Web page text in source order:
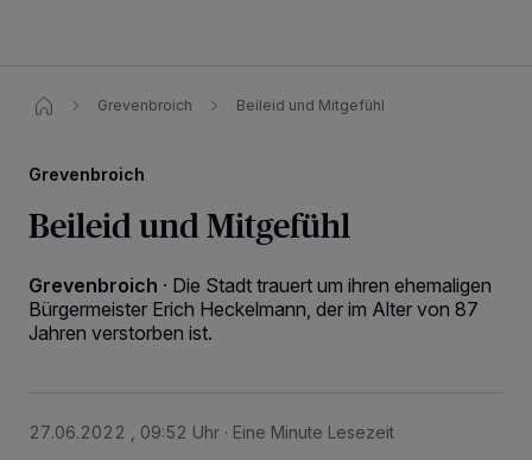
Grevenbroich Beileid und Mitgefühl
Grevenbroich
Beileid und Mitgefühl
Grevenbroich · Die Stadt trauert um ihren ehemaligen
Bürgermeister Erich Heckelmann, der im Alter von 87
Jahren verstorben ist.
27.06.2022 , 09:52 Uhr Eine Minute Lesezeit
wie Browserdaten oder eindeutige Kennungen auf Ihrem Gerät zu. Durch Auswahl